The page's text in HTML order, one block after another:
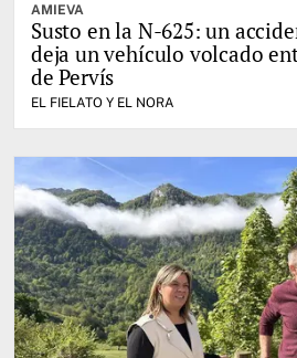
AMIEVA
Susto en la N-625: un
deja un vehículo volcado
de Pervís
EL FIELATO Y EL NORA